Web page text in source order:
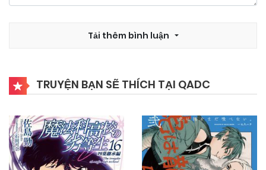
Tải thêm bình luận
TRUYỆN BẠN SẼ THÍCH TẠI QADC